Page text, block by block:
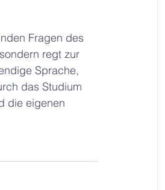
Fragen des
regt zur
Sprache,
das Studium
die eigenen